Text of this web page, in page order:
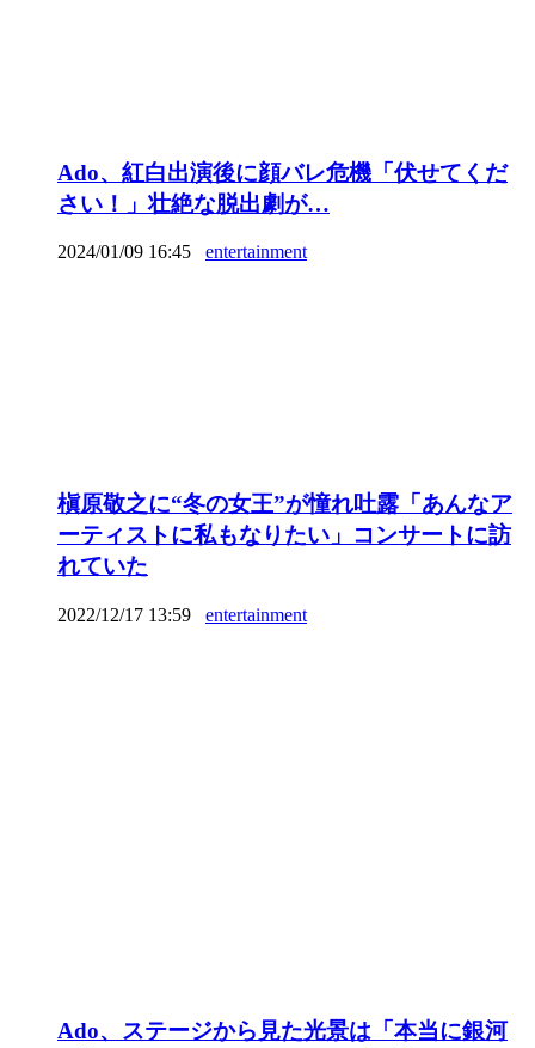
Ado、紅白出演後に顔バレ危機「伏せてくだ
さい！」壮絶な脱出劇が…
2024/01/09 16:45 entertainment
槇原敬之に“冬の女王”が憧れ吐露「あんなア
ーティストに私もなりたい」コンサートに訪
れていた
2022/12/17 13:59 entertainment
Ado、ステージから見た光景は「本当に銀河